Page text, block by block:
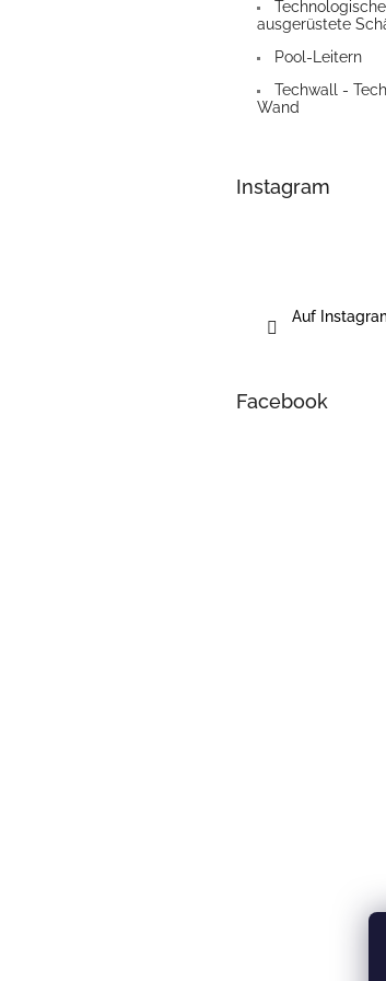
Technologische
ausgerüstete
Pool-Leitern
Techwall -
Wand
Instagram
Auf
Facebook